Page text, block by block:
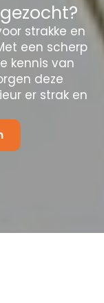
strakke en
een scherp
kennis van
deze
er strak en